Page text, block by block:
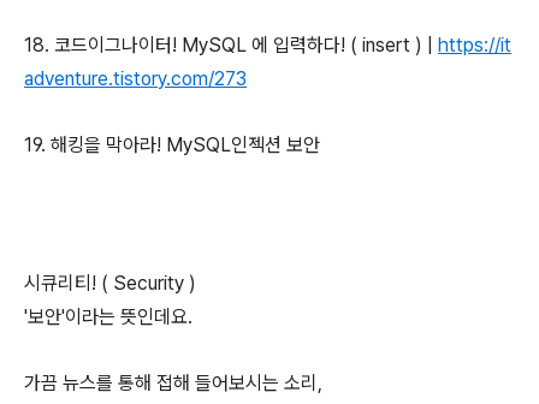
18. 코드이그나이터! MySQL 에 입력하다! ( insert ) | https://it
adventure.tistory.com/273
19. 해킹을 막아라! MySQL인젝션 보안
시큐리티! ( Security )
'보안'이라는 뜻인데요.
가끔 뉴스를 통해 접해 들어보시는 소리,